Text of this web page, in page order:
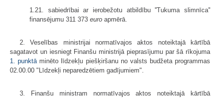
1.21. sabiedrībai ar ierobežotu atbildību ''Tukuma slimnīca''
finansējumu 311 373 euro apmērā.
2. Veselības ministrijai normatīvajos aktos noteiktajā kārtībā
sagatavot un iesniegt Finanšu ministrijā pieprasījumu par šā rīkojuma
1. punktā minēto līdzekļu piešķiršanu no valsts budžeta programmas
02.00.00 "Līdzekļi neparedzētiem gadījumiem".
3. Finanšu ministram normatīvajos aktos noteiktajā kārtībā